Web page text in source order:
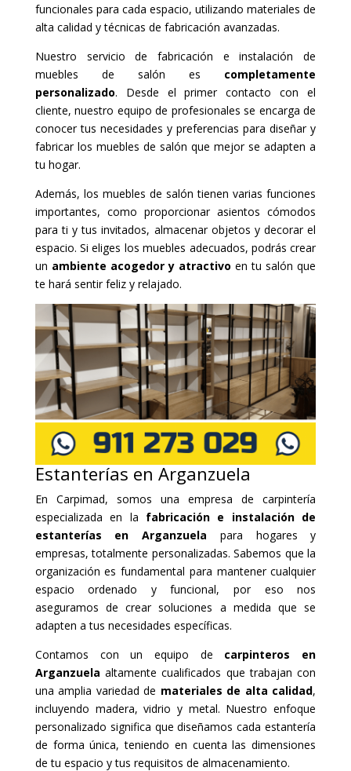
funcionales para cada espacio, utilizando materiales de
alta calidad y técnicas de fabricación avanzadas.
Nuestro servicio de fabricación e instalación de
muebles de salón es completamente
personalizado. Desde el primer contacto con el
cliente, nuestro equipo de profesionales se encarga de
conocer tus necesidades y preferencias para diseñar y
fabricar los muebles de salón que mejor se adapten a
tu hogar.
Además, los muebles de salón tienen varias funciones
importantes, como proporcionar asientos cómodos
para ti y tus invitados, almacenar objetos y decorar el
espacio. Si eliges los muebles adecuados, podrás crear
un ambiente acogedor y atractivo en tu salón que
te hará sentir feliz y relajado.
Estanterías en Arganzuela
En Carpimad, somos una empresa de carpintería
especializada en la fabricación e instalación de
estanterías en Arganzuela para hogares y
empresas, totalmente personalizadas. Sabemos que la
organización es fundamental para mantener cualquier
espacio ordenado y funcional, por eso nos
aseguramos de crear soluciones a medida que se
adapten a tus necesidades específicas.
Contamos con un equipo de carpinteros en
Arganzuelaaltamente cualificados que trabajan con
una amplia variedad de materiales de alta calidad,
incluyendo madera, vidrio y metal. Nuestro enfoque
personalizado significa que diseñamos cada estantería
de forma única, teniendo en cuenta las dimensiones
de tu espacio y tus requisitos de almacenamiento.